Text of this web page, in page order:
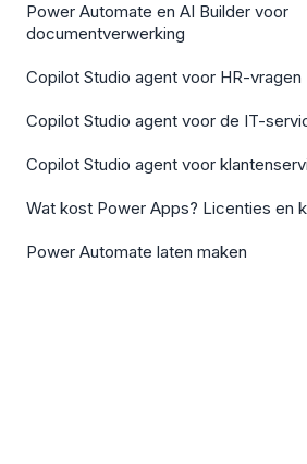
Power Automate en AI Builder voor
documentverwerking
Copilot Studio agent voor HR-vragen
Copilot Studio agent voor de IT-
Copilot Studio agent voor
Wat kost Power Apps? Licenties en
Power Automate laten maken